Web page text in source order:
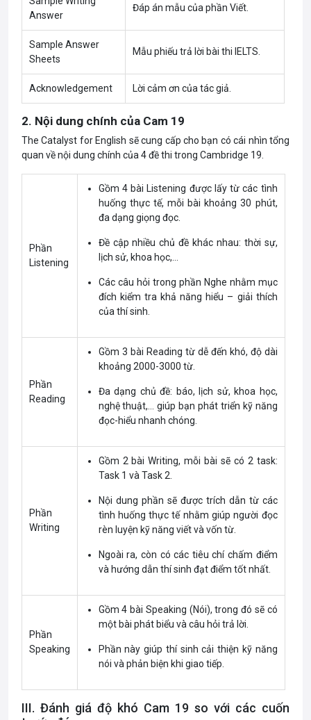
Answer
Đáp án mẫu của phần Viết.
Sample Answer
Sheets
Mẫu phiếu trả lời bài thi IELTS.
Acknowledgement Lời cảm ơn của tác giả.
2. Nội dung chính của Cam 19
The Catalyst for English sẽ cung cấp cho bạn có cái nhìn tổng
quan về nội dung chính của 4 đề thi trong Cambridge 19.
Phần
Listening
Gồm 4 bài Listening được lấy từ các tình
huống thực tế, mỗi bài khoảng 30 phút,
đa dạng giọng đọc.
Đề cập nhiều chủ đề khác nhau: thời sự,
lịch sử, khoa học,…
Các câu hỏi trong phần Nghe nhằm mục
đích kiểm tra khả năng hiểu – giải thích
của thí sinh.
Phần
Reading
Gồm 3 bài Reading từ dễ đến khó, độ dài
khoảng 2000-3000 từ.
Đa dạng chủ đề: báo, lịch sử, khoa học,
nghệ thuật,… giúp bạn phát triển kỹ năng
đọc-hiểu nhanh chóng.
Phần
Writing
Gồm 2 bài Writing, mỗi bài sẽ có 2 task:
Task 1 và Task 2.
Nội dung phần sẽ được trích dẫn từ các
tình huống thực tế nhằm giúp người đọc
rèn luyện kỹ năng viết và vốn từ.
Ngoài ra, còn có các tiêu chí chấm điểm
và hướng dẫn thí sinh đạt điểm tốt nhất.
Phần
Speaking
Gồm 4 bài Speaking (Nói), trong đó sẽ có
một bài phát biểu và câu hỏi trả lời.
Phần này giúp thí sinh cải thiện kỹ năng
nói và phản biện khi giao tiếp.
III. Đánh giá độ khó Cam 19 so với các cuốn